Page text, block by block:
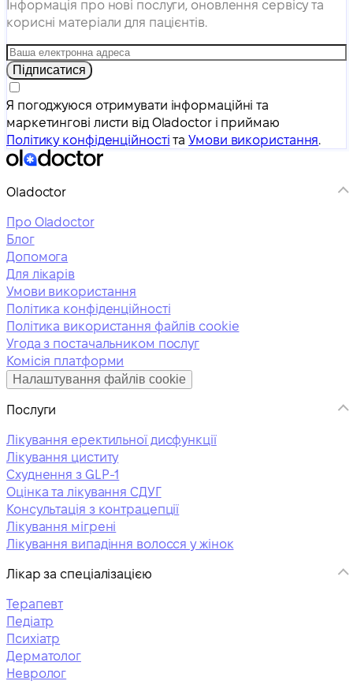
Інформація про нові послуги, оновлення сервісу та
корисні матеріали для пацієнтів.
Підписатися
Я погоджуюся отримувати інформаційні та
маркетингові листи від Oladoctor і приймаю
Політику конфіденційності таУмови використання.
Oladoctor
Про Oladoctor
Блог
Допомога
Для лікарів
Умови використання
Політика конфіденційності
Політика використання файлів cookie
Угода з постачальником послуг
Комісія платформи
Налаштування файлів cookie
Послуги
Лікування еректильної дисфункції
Лікування циститу
Схуднення з GLP-1
Оцінка та лікування СДУГ
Консультація з контрацепції
Лікування мігрені
Лікування випадіння волосся у жінок
Лікар за спеціалізацією
Терапевт
Педіатр
Психіатр
Дерматолог
Невролог